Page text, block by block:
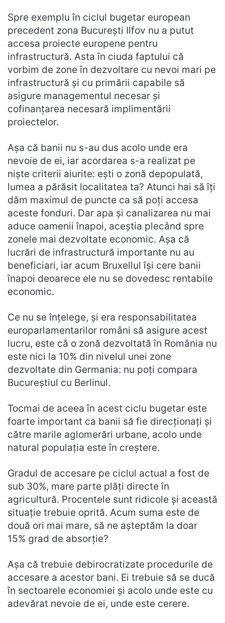
Spre exemplu în ciclul bugetar european
precedent zona Bucureşti Ilfov nu a putut
accesa proiecte europene pentru
infrastructură. Asta în ciuda faptului că
vorbim de zone în dezvoltare cu nevoi mari pe
infrastructură şi cu primării capabile să
asigure managementul necesar şi
cofinanţarea necesară implimentării
proiectelor.
Aşa că banii nu s-au dus acolo unde era
nevoie de ei, iar acordarea s-a realizat pe
nişte criterii aiurite: eşti o zonă depopulată,
lumea a părăsit localitatea ta? Atunci hai să îţi
dăm maximul de puncte ca să poţi accesa
aceste fonduri. Dar apa şi canalizarea nu mai
aduce oamenii înapoi, aceştia plecând spre
zonele mai dezvoltate economic. Aşa că
lucrări de infrastructură importante nu au
beneficiari, iar acum Bruxellul îşi cere banii
înapoi deoarece ele nu se dovedesc rentabile
economic.
Ce nu se înţelege, şi era responsabilitatea
europarlamentarilor români să asigure acest
lucru, este că o zonă dezvoltată în România nu
este nici la 10% din nivelul unei zone
dezvoltate din Germania: nu poţi compara
Bucureştiul cu Berlinul.
Tocmai de aceea în acest ciclu bugetar este
foarte important ca banii să fie direcţionaţi şi
către marile aglomerări urbane, acolo unde
natural populaţia este în creştere.
Gradul de accesare pe ciclul actual a fost de
sub 30%, mare parte plăţi directe în
agricultură. Procentele sunt ridicole şi această
situaţie trebuie oprită. Acum suma este de
două ori mai mare, să ne aşteptăm la doar
15% grad de absorţie?
Aşa că trebuie debirocratizate procedurile de
accesare a acestor bani. Ei trebuie să se ducă
în sectoarele economiei şi acolo unde este cu
adevărat nevoie de ei, unde este cerere.